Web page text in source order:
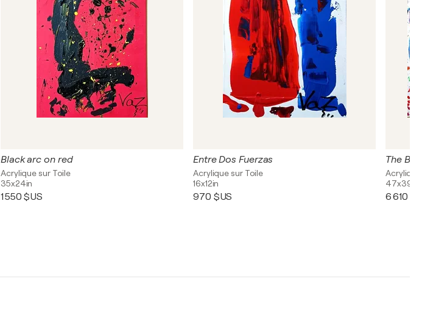
Black arc on red
Acrylique sur Toile
35x24in
1 550 $US
Entre Dos Fuerzas
Acrylique sur Toile
16x12in
970 $US
The
47x39in
6 610